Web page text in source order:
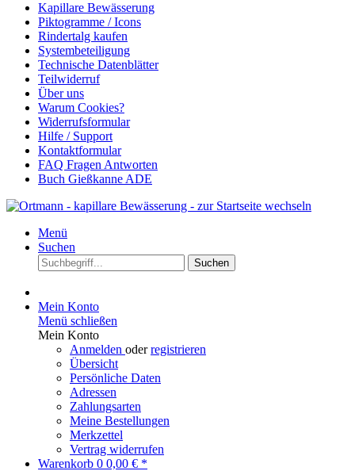
Kapillare Bewässerung
Piktogramme / Icons
Rindertalg kaufen
Systembeteiligung
Technische Datenblätter
Teilwiderruf
Über uns
Warum Cookies?
Widerrufsformular
Hilfe / Support
Kontaktformular
FAQ Fragen Antworten
Buch Gießkanne ADE
Menü
Suchen
Suchen
Mein Konto
Menü schließen
Mein Konto
Anmelden oderregistrieren
Übersicht
Persönliche Daten
Adressen
Zahlungsarten
Meine Bestellungen
Merkzettel
Vertrag widerrufen
Warenkorb 0 0,00 € *